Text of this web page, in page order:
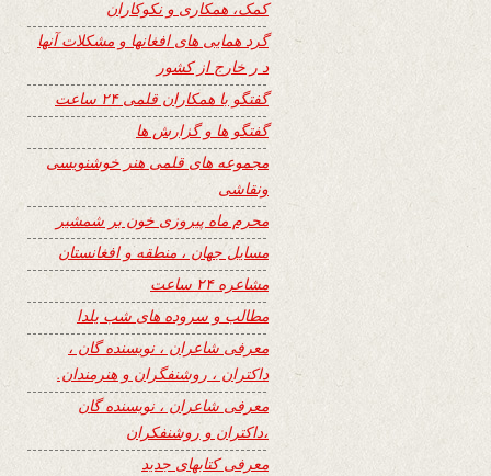
کمک، همکاری و نکوکاران
گرد همایی های افغانها و مشکلات آنها
د ر خارج از کشور
گفتگو با همکاران قلمی ۲۴ ساعت
گفتگو ها و گزارش ها
مجموعه های قلمی هنر خوشنویسی
ونقاشی
محرم ماه پیروزی خون بر شمشیر
مسایل جهان ، منطقه و افغانستان
مشاعره ۲۴ ساعت
مطالب و سروده های شب یلدا
معرفی شاعران ، نویسنده گان ،
داکتران ، روشنفگران و هنرمندان.
معرفی شاعران ، نویسنده گان
،داکتران و روشنفکران
معرفی کتابهای جدید